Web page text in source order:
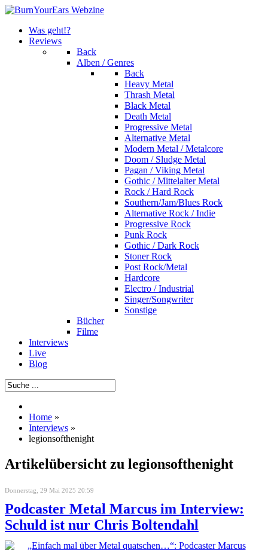
Was geht!?
Reviews
Back
Alben / Genres
Back
Heavy Metal
Thrash Metal
Black Metal
Death Metal
Progressive Metal
Alternative Metal
Modern Metal / Metalcore
Doom / Sludge Metal
Pagan / Viking Metal
Gothic / Mittelalter Metal
Rock / Hard Rock
Southern/Jam/Blues Rock
Alternative Rock / Indie
Progressive Rock
Punk Rock
Gothic / Dark Rock
Stoner Rock
Post Rock/Metal
Hardcore
Electro / Industrial
Singer/Songwriter
Sonstige
Bücher
Filme
Interviews
Live
Blog
Home »
Interviews »
legionsofthenight
Artikelübersicht zu legionsofthenight
Donnerstag, 29 Mai 2025 20:59
Podcaster Metal Marcus im Interview:
Schuld ist nur Chris Boltendahl